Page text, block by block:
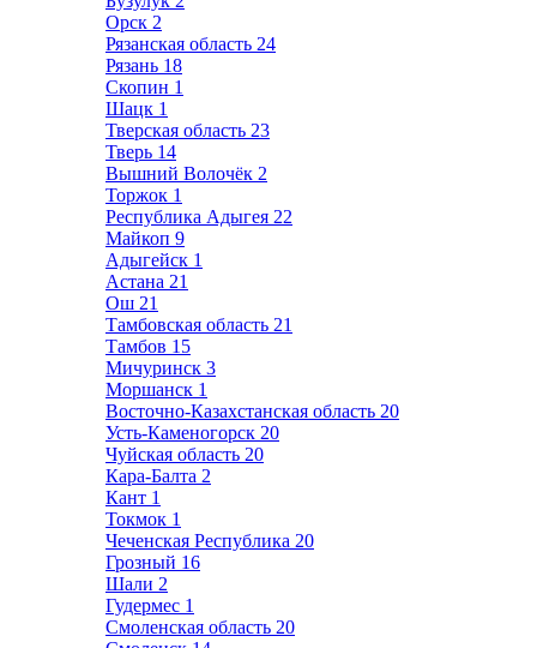
Орск 2
Рязанская область 24
Рязань 18
Скопин 1
Шацк 1
Тверская область 23
Тверь 14
Вышний Волочёк 2
Торжок 1
Республика Адыгея 22
Майкоп 9
Адыгейск 1
Астана 21
Ош 21
Тамбовская область 21
Тамбов 15
Мичуринск 3
Моршанск 1
Восточно-Казахстанская область 20
Усть-Каменогорск 20
Чуйская область 20
Кара-Балта 2
Кант 1
Токмок 1
Чеченская Республика 20
Грозный 16
Шали 2
Гудермес 1
Смоленская область 20